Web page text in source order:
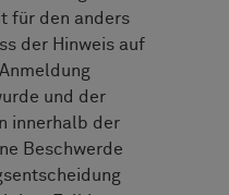
für den anders
der Hinweis auf
und der
innerhalb der
Beschwerde